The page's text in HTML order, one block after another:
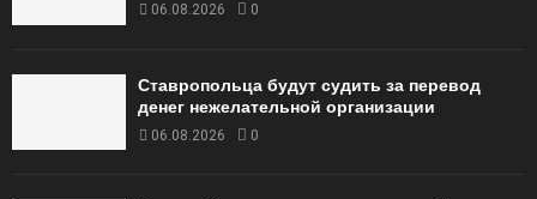
06.08.2026 0
Ставропольца будут судить за перевод
денег нежелательной организации
06.08.2026 0